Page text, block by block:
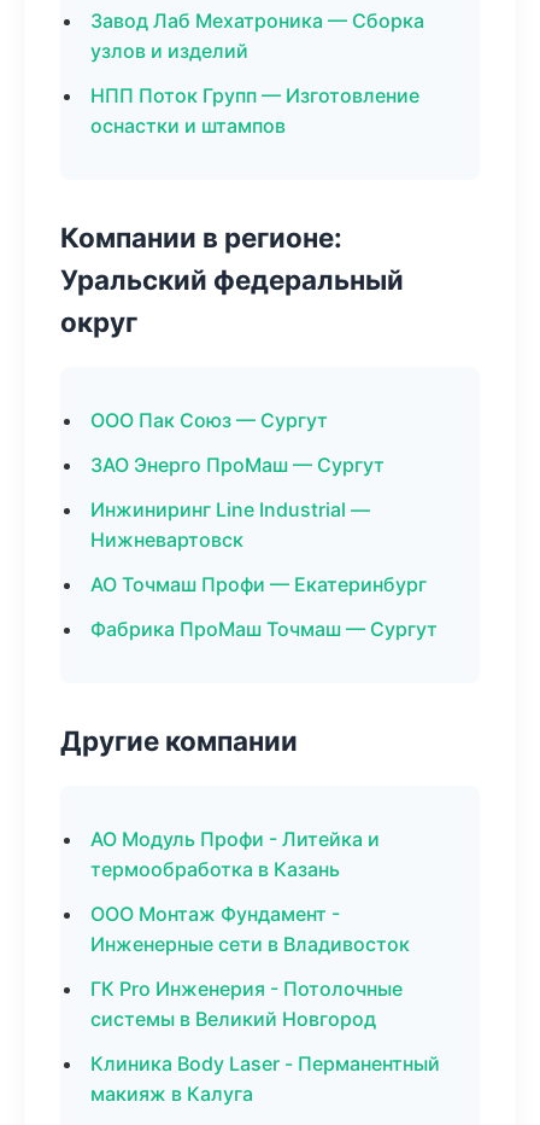
Завод Лаб Мехатроника — Сборка
узлов и изделий
НПП Поток Групп — Изготовление
оснастки и штампов
Компании в регионе:
Уральский федеральный
округ
ООО Пак Союз — Сургут
ЗАО Энерго ПроМаш — Сургут
Инжиниринг Line Industrial —
Нижневартовск
АО Точмаш Профи — Екатеринбург
Фабрика ПроМаш Точмаш — Сургут
Другие компании
АО Модуль Профи - Литейка и
термообработка в Казань
ООО Монтаж Фундамент -
Инженерные сети в Владивосток
ГК Pro Инженерия - Потолочные
системы в Великий Новгород
Клиника Body Laser - Перманентный
макияж в Калуга